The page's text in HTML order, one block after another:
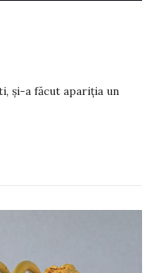
și-a făcut apariția un